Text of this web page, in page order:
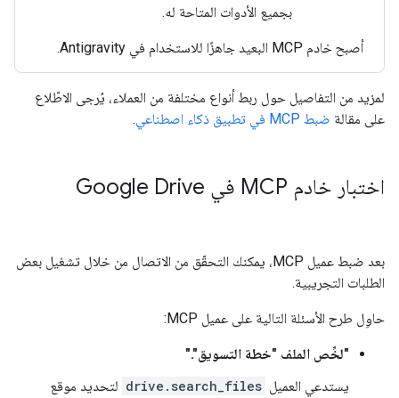
بجميع الأدوات المتاحة له.
أصبح خادم MCP البعيد جاهزًا للاستخدام في Antigravity.
لمزيد من التفاصيل حول ربط أنواع مختلفة من العملاء، يُرجى الاطّلاع
على مقالة ضبط MCP في تطبيق ذكاء اصطناعي .
اختبار خادم MCP في Google Drive
بعد ضبط عميل MCP، يمكنك التحقّق من الاتصال من خلال تشغيل بعض
الطلبات التجريبية.
حاوِل طرح الأسئلة التالية على عميل MCP:
"لخِّص الملف "خطة التسويق"."
يستدعي العميل drive.search_files لتحديد موقع